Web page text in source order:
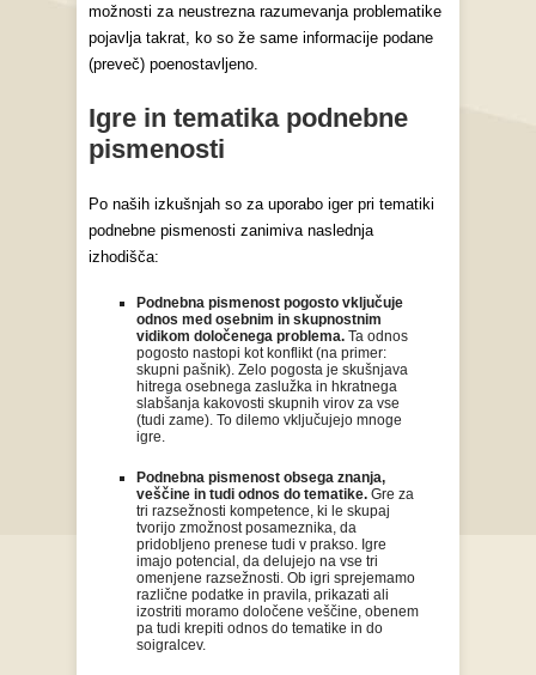
možnosti za neustrezna razumevanja problematike
pojavlja takrat, ko so že same informacije podane
(preveč) poenostavljeno.
Igre in tematika podnebne
pismenosti
Po naših izkušnjah so za uporabo iger pri tematiki
podnebne pismenosti zanimiva naslednja
izhodišča:
Podnebna pismenost pogosto vključuje
odnos med osebnim in skupnostnim
vidikom določenega problema. Ta odnos
pogosto nastopi kot konflikt (na primer:
skupni pašnik). Zelo pogosta je skušnjava
hitrega osebnega zaslužka in hkratnega
slabšanja kakovosti skupnih virov za vse
(tudi zame). To dilemo vključujejo mnoge
igre.
Podnebna pismenost obsega znanja,
veščine in tudi odnos do tematike. Gre za
tri razsežnosti kompetence, ki le skupaj
tvorijo zmožnost posameznika, da
pridobljeno prenese tudi v prakso. Igre
imajo potencial, da delujejo na vse tri
omenjene razsežnosti. Ob igri sprejemamo
različne podatke in pravila, prikazati ali
izostriti moramo določene veščine, obenem
pa tudi krepiti odnos do tematike in do
soigralcev.